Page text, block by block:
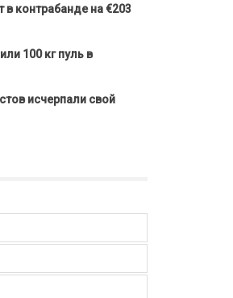
контрабанде на €203
100 кг пуль в
исчерпали свой